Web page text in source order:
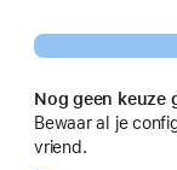
Nog geen keuze
Bewaar al je
vriend.